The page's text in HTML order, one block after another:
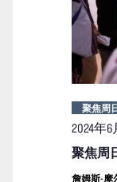
聚焦周
2024年6
聚焦周
詹姆斯-摩